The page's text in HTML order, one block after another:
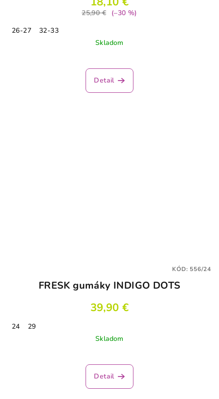
25,90 €
(–30 %)
26-27
32-33
Skladom
Detail
FRESK gumáky INDIGO DOTS
39,90 €
24
29
Skladom
Detail
KÓD: 556/24